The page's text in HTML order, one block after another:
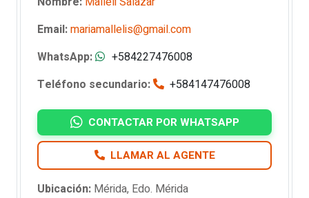
Email:mariamallelis@gmail.com
WhatsApp:
+584227476008
Teléfono secundario:
+584147476008
CONTACTAR POR WHATSAPP
LLAMAR AL AGENTE
Ubicación: Mérida, Edo. Mérida